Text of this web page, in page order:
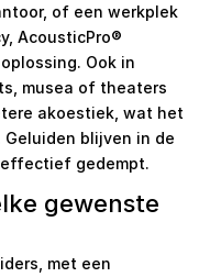
of een werkplek
AcousticPro®
Ook in
musea of theaters
akoestiek, wat het
blijven in de
gedempt.
gewenste
met een